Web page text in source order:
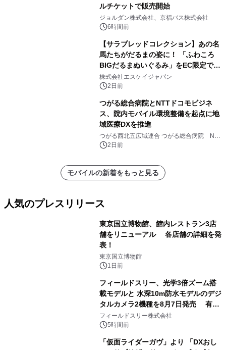
ルチケットで販売開始
ジョルダン株式会社、京福バス株式会社
6時間前
【サラブレッドコレクション】あの名
馬たちがだるまの姿に！ 「ふわころ
BIGだるまぬいぐるみ」をEC限定で受
注販売開始
株式会社エスケイジャパン
2日前
つがる総合病院とNTTドコモビジネ
ス、院内モバイル環境整備を起点に地
域医療DXを推進
つがる西北五広域連合 つがる総合病院 NTT
ドコモビジネス株式会社
2日前
モバイルの新着をもっと見る
人気のプレスリリース
東京国立博物館、館内レストラン3店
舗をリニューアル 各店舗の詳細を発
表！
東京国立博物館
1日前
フィールドスリー、光学3倍ズーム搭
載モデルと 水深10m防水モデルのデジ
タルカメラ2機種を8月7日発売 有効
約1300万画素、用途別に選べるコンデ
ジ新登場
フィールドスリー株式会社
5時間前
「仮面ライダーガヴ」より 「DXおし